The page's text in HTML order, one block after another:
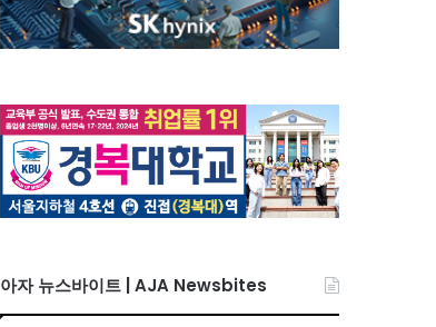
아자 뉴스바이트 | AJA Newsbites